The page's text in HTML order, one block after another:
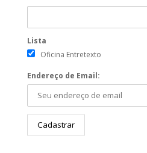
Lista
Oficina Entretexto
Endereço de Email: